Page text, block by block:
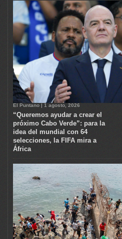
El Puntano | 1 agosto, 2026
“Queremos ayudar a crear el
próximo Cabo Verde”: para la
idea del mundial con 64
selecciones, la FIFA mira a
África